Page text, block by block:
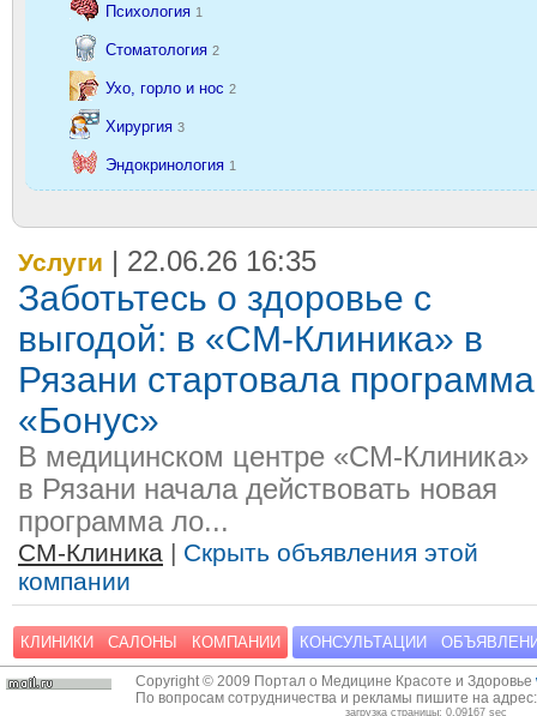
Психология 1
Стоматология 2
Ухо, горло и нос 2
Хирургия 3
Эндокринология 1
Услуги | 22.06.26 16:35
Заботьтесь о здоровье с
выгодой: в «СМ-Клиника» в
Рязани стартовала программа
«Бонус»
В медицинском центре «СМ-Клиника»
в Рязани начала действовать новая
программа ло...
СМ-Клиника | Скрыть объявления этой
компании
КЛИНИКИ САЛОНЫ КОМПАНИИ КОНСУЛЬТАЦИИ
Copyright © 2009 Портал о Медицине Красоте и Здоровье
По вопросам сотрудничества и рекламы пишите на
загрузка страницы: 0.09167 sec